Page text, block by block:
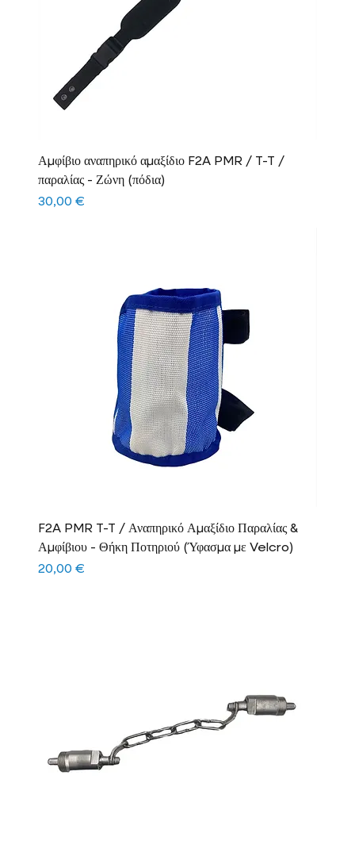
Αμφίβιο αναπηρικό αμαξίδιο F2A PMR / T-T /
παραλίας - Ζώνη (πόδια)
Τιμή
30,00 €
F2A PMR T-T / Αναπηρικό Αμαξίδιο Παραλίας &
Αμφίβιου - Θήκη Ποτηριού (Ύφασμα με Velcro)
Τιμή
20,00 €